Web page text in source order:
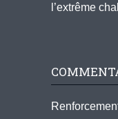
l’extrême